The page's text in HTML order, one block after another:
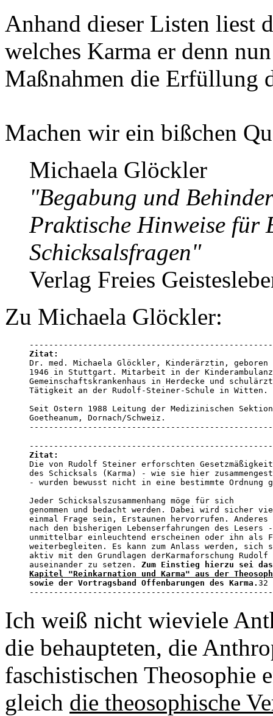
Anhand dieser Listen liest
welches Karma er denn
Maßnahmen die Erfüllung
Machen wir ein bißchen
Michaela Glöckler
"Begabung und
Praktische Hinweise für
Schicksalsfragen"
Verlag Freies
Zu Michaela Glöckler:
Zitat:
Dr. med. Michaela Glöckler, Kinderärztin, geboren
1946 in Stuttgart. Mitarbeit in der
Gemeinschaftskrankenhaus in Herdecke und
Tätigkeit an der Rudolf-Steiner-Schule in Witten.
Seit Ostern 1988 Leitung der Medizinischen
Goetheanum, Dornach/Schweiz.
Zitat:
Die von Rudolf Steiner erforschten
des Schicksals (Karma) - wie sie hier
- wurden bewusst nicht in eine bestimmte Ordnung
Jeder Schicksalszusammenhang möge für sich
genommen und bedacht werden. Dabei wird sicher
einmal Frage sein, Erstaunen hervorrufen.
nach den bisherigen Lebenserfahrungen des Lesers
unmittelbar einleuchtend erscheinen oder ihn als
weiterbegleiten. Es kann zum Anlass werden, sich
aktiv mit den Grundlagen derKarmaforschung
auseinander zu setzen.
Kapitel "Reinkarnation und Karma" aus der
sowie der Vortragsband Offenbarungen des Karma. 32
Ich weiß nicht wieviele
die behaupteten, die
faschistischen Theosophie
gleich die theosophische